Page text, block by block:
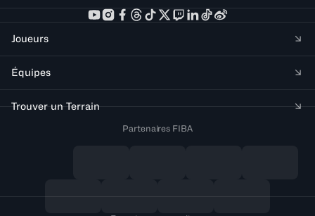
Joueurs
Équipes
Trouver un Terrain
Partenaires FIBA